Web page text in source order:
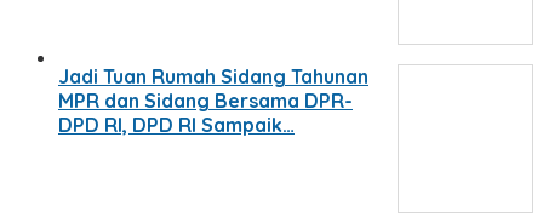
Jadi Tuan Rumah Sidang Tahunan
MPR dan Sidang Bersama DPR-
DPD RI, DPD RI Sampaik…